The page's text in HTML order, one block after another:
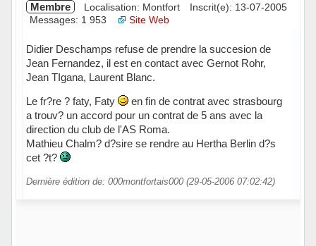
Membre Localisation: Montfort
Inscrit(e): 13-07-2005
Messages: 1 953
Site Web
Didier Deschamps refuse de prendre la succesion de
Jean Fernandez, il est en contact avec Gernot Rohr,
Jean TIgana, Laurent Blanc.
Le fr?re ? faty, Faty
en fin de contrat avec strasbourg
a trouv? un accord pour un contrat de 5 ans avec la
direction du club de l'AS Roma.
Mathieu Chalm? d?sire se rendre au Hertha Berlin d?s
cet ?t?
Dernière édition de: 000montfortais000 (29-05-2006 07:02:42)